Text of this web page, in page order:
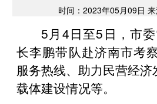
时间：2023年05月09日
5月4日至5日，市
长李鹏带队赴济南市考
服务热线、助力民营经济
载体建设情况等。